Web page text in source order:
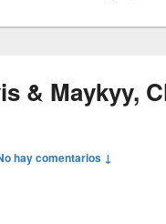
& Maykyy,
hay comentarios ↓